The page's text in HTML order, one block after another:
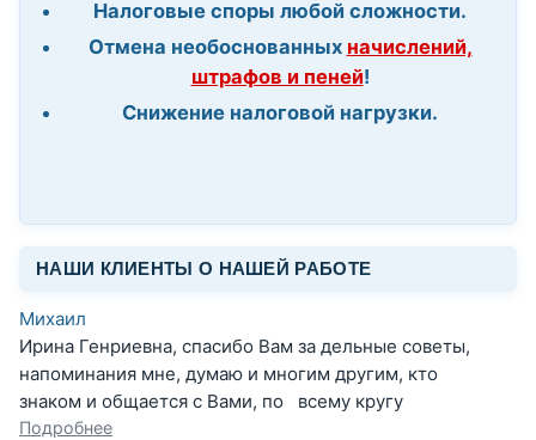
Налоговые споры любой сложности.
Отмена необоснованных начислений,
штрафов и пеней!
Снижение налоговой нагрузки.
НАШИ КЛИЕНТЫ О НАШЕЙ РАБОТЕ
Михаил
Ирина Генриевна, спасибо Вам за дельные советы,
напоминания мне, думаю и многим другим, кто
знаком и общается с Вами, по всему кругу
Подробнее